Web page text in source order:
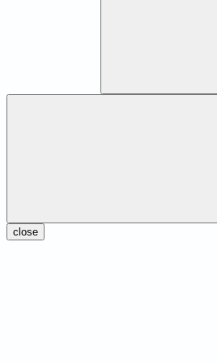
close